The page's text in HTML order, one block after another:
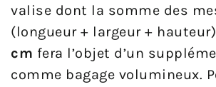
valise dont la somme des
(longueur + largeur +
cm fera l’objet d’un
comme bagage volumineux.